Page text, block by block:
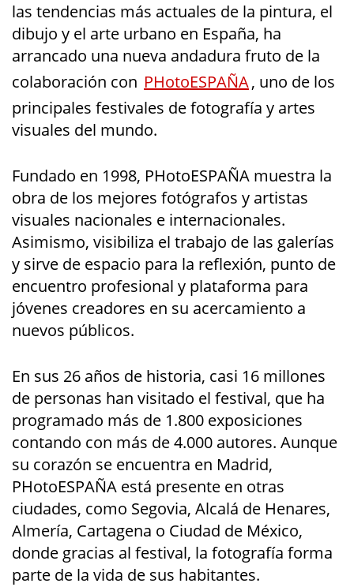
las tendencias más actuales de la pintura, el
dibujo y el arte urbano en España, ha
arrancado una nueva andadura fruto de la
colaboración con PHotoESPAÑA, uno de los
principales festivales de fotografía y artes
visuales del mundo.
Fundado en 1998, PHotoESPAÑA muestra la
obra de los mejores fotógrafos y artistas
visuales nacionales e internacionales.
Asimismo, visibiliza el trabajo de las galerías
y sirve de espacio para la reflexión, punto de
encuentro profesional y plataforma para
jóvenes creadores en su acercamiento a
nuevos públicos.
En sus 26 años de historia, casi 16 millones
de personas han visitado el festival, que ha
programado más de 1.800 exposiciones
contando con más de 4.000 autores. Aunque
su corazón se encuentra en Madrid,
PHotoESPAÑA está presente en otras
ciudades, como Segovia, Alcalá de Henares,
Almería, Cartagena o Ciudad de México,
donde gracias al festival, la fotografía forma
parte de la vida de sus habitantes.